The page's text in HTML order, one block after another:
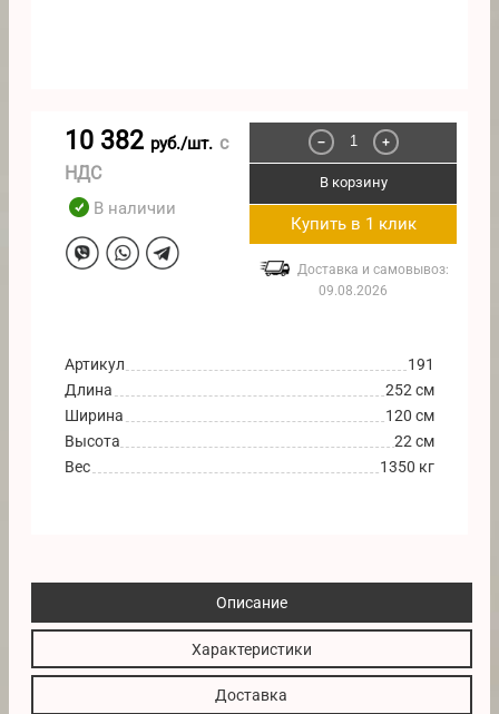
10 382 руб./шт. с
НДС
В наличии
− +
В корзину
Купить в 1 клик
Доставка и самовывоз:
09.08.2026
Артикул
191
Длина
252 см
Ширина
120 см
Высота
22 см
Вес
1350 кг
Описание
Характеристики
Доставка